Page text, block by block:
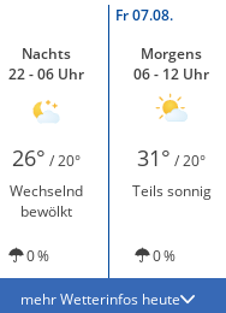
Fr07.08.
Nachts
22 - 06 Uhr
Morgens
06 - 12 Uhr
26° / 20° 31° / 20°
Wechselnd
bewölkt
Teils sonnig
0 % 0 %
mehr Wetterinfos heute